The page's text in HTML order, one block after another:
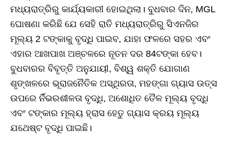
ମଧ୍ୟରାତ୍ରିରୁ କାର୍ଯ୍ୟକାରୀ ହୋଇଥିଲା। ବୁଧବାର ଦିନ, MGL
ଘୋଷଣା କରିଛି ଯେ ସେହି ରାତି ମଧ୍ୟରାତ୍ରିରୁ ସିଏନଜିର
ମୂଲ୍ୟ 2 ଟଙ୍କାକୁ ବୃଦ୍ଧି ପାଇବ, ଯାହା ଫଳରେ ସହର ଏବଂ
ଏହାର ଆଖପାଖ ଅଞ୍ଚଳରେ ନୂତନ ଦର 84ଟଙ୍କା ହେବ।
ବୁଧବାରର ବିବୃତ୍ତି ଅନୁଯାୟୀ, ବିଶ୍ୱ ଶକ୍ତି ଯୋଗାଣ
ଶୃଙ୍ଖଳରେ ଭୂରାଜନୈତିକ ଅସ୍ଥିରତା, ମହଙ୍ଗା ଗ୍ୟାସ ଉତ୍ସ
ଉପରେ ର୍ନିଭରଶୀଳତା ବୃଦ୍ଧି, ଅଶୋଧିତ ତୈଳ ମୂଲ୍ୟ ବୃଦ୍ଧି
ଏବଂ ଟଙ୍କାର ମୂଲ୍ୟ ହ୍ରାସ ହେତୁ ଗ୍ୟାସ କ୍ରୟ ମୂଲ୍ୟ
ଯଥେଷ୍ଟ ବୃଦ୍ଧି ପାଇଛି।